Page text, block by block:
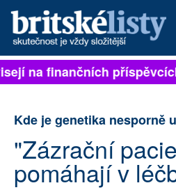
PŘIHLÁSIT
ROZHOVORY
na finančních
Kde je genetika nesporně
"Zázrační
pomáhají v